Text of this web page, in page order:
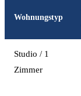
Wohnungstyp
Studio / 1
Zimmer